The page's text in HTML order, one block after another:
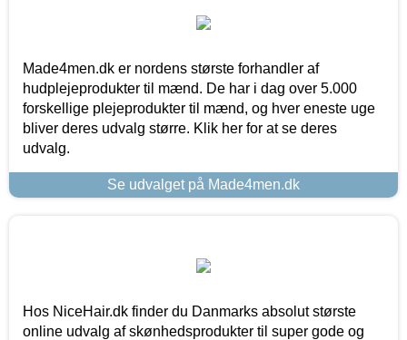
Made4men.dk er nordens største forhandler af
hudplejeprodukter til mænd. De har i dag over 5.000
forskellige plejeprodukter til mænd, og hver eneste uge
bliver deres udvalg større. Klik her for at se deres
udvalg.
Se udvalget på Made4men.dk
Hos NiceHair.dk finder du Danmarks absolut største
online udvalg af skønhedsprodukter til super gode og